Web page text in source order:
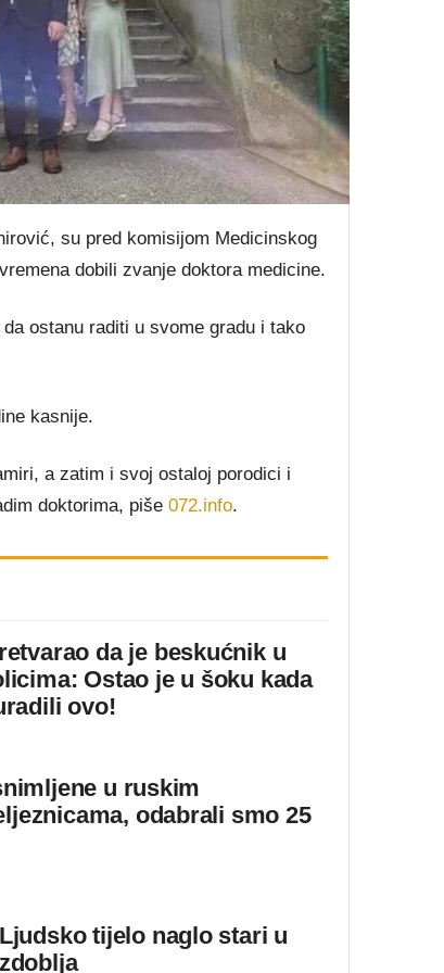
su pred komisijom Medicinskog
dobili zvanje doktora medicine.
ostanu raditi u svome gradu i tako
kasnije.
a zatim i svoj ostaloj porodici i
doktorima, piše 072.info.
da je beskućnik u
Ostao je u šoku kada
ovo!
u ruskim
odabrali smo 25
tijelo naglo stari u